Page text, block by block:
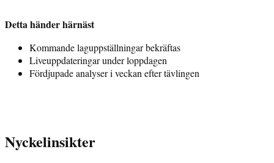
Detta händer härnäst
Kommande laguppställningar bekräftas
Liveuppdateringar under loppdagen
Fördjupade analyser i veckan efter tävlingen
Nyckelinsikter